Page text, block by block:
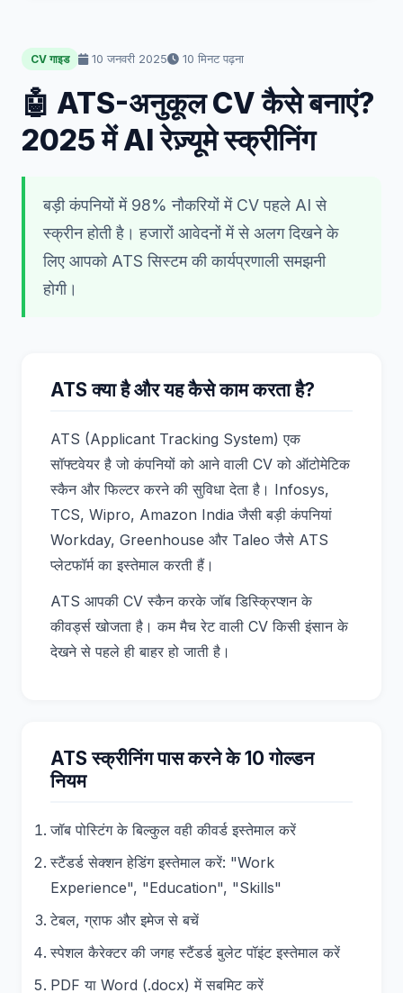
CV गाइड 10 जनवरी 2025 10 मिनट पढ़ना
🤖 ATS-अनुकूल CV कैसे बनाएं?
2025 में AI रेज़्यूमे स्क्रीनिंग
बड़ी कंपनियों में 98% नौकरियों में CV पहले AI से
स्क्रीन होती है। हजारों आवेदनों में से अलग दिखने के
लिए आपको ATS सिस्टम की कार्यप्रणाली समझनी
होगी।
ATS क्या है और यह कैसे काम करता है?
ATS (Applicant Tracking System) एक
सॉफ्टवेयर है जो कंपनियों को आने वाली CV को ऑटोमेटिक
स्कैन और फिल्टर करने की सुविधा देता है। Infosys,
TCS, Wipro, Amazon India जैसी बड़ी कंपनियां
Workday, Greenhouse और Taleo जैसे ATS
प्लेटफॉर्म का इस्तेमाल करती हैं।
ATS आपकी CV स्कैन करके जॉब डिस्क्रिप्शन के
कीवर्ड्स खोजता है। कम मैच रेट वाली CV किसी इंसान के
देखने से पहले ही बाहर हो जाती है।
ATS स्क्रीनिंग पास करने के 10 गोल्डन
नियम
जॉब पोस्टिंग के बिल्कुल वही कीवर्ड इस्तेमाल करें
स्टैंडर्ड सेक्शन हेडिंग इस्तेमाल करें: "Work
Experience", "Education", "Skills"
टेबल, ग्राफ और इमेज से बचें
स्पेशल कैरेक्टर की जगह स्टैंडर्ड बुलेट पॉइंट इस्तेमाल करें
PDF या Word (.docx) में सबमिट करें